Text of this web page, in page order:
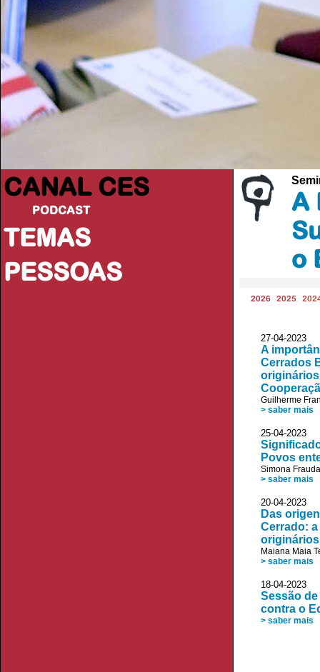
CANAL CES
PODCAST
TEMAS
PESSOAS
A
o
2026 2025
27-04-
A
Cerrados
Guilherme
> saber mais
25-04-
Povos
Simona
> saber mais
20-04-
Das
Cerrado:
Maiana Maia
> saber mais
18-04-
Sessão
contra o
> saber mais